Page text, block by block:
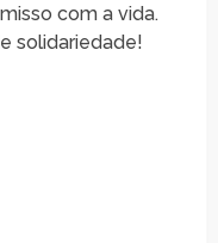
com a vida.
solidariedade!